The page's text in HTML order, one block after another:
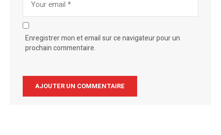
Enregistrer mon et email sur ce navigateur pour un
prochain commentaire.